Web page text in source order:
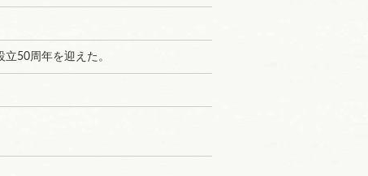
50周年を迎えた。